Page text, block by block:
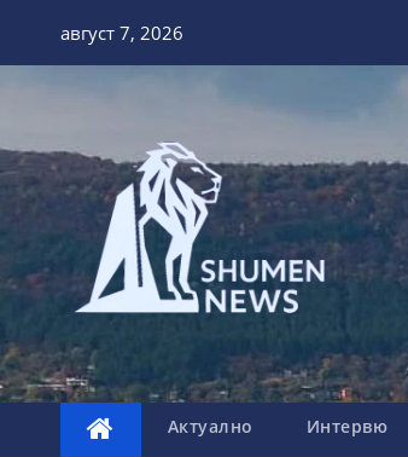
август 7, 2026
Актуално Интервю